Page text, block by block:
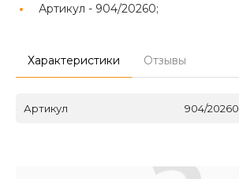
Артикул - 904/20260;
Характеристики Отзывы
Артикул 904/20260